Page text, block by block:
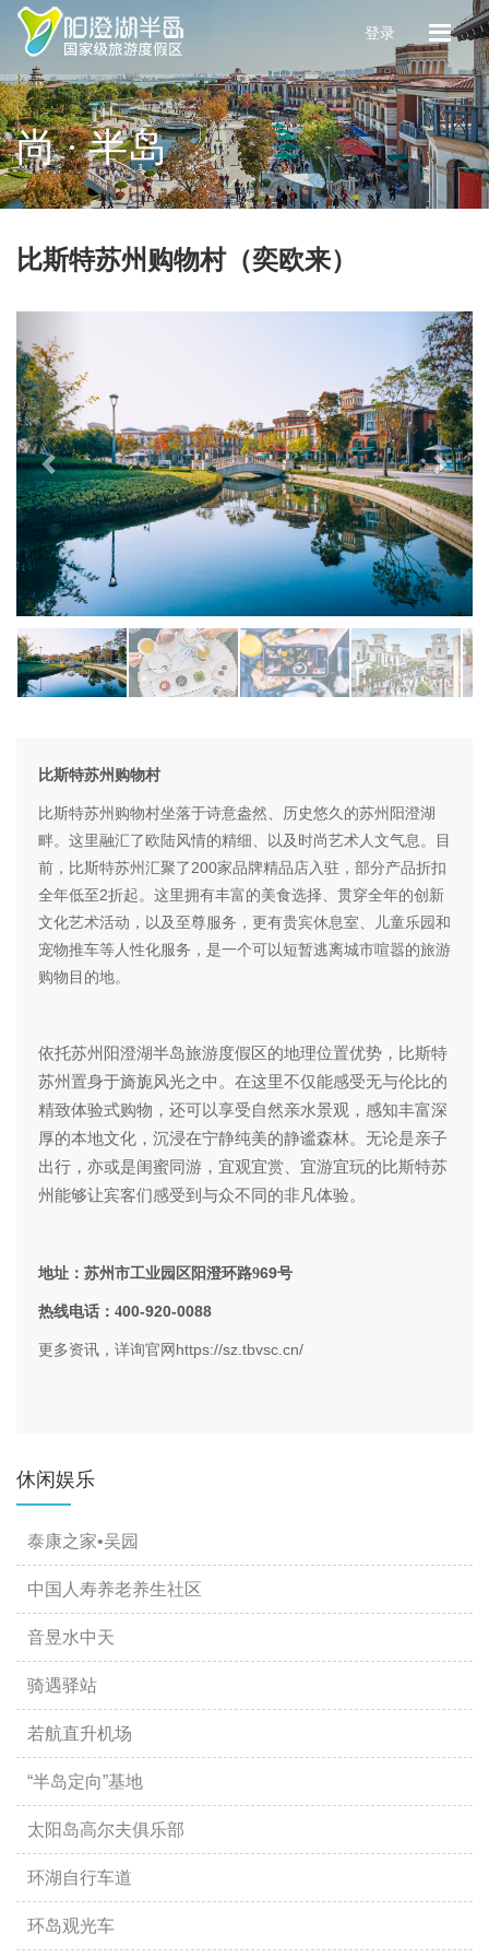
登录
尚 · 半岛
比斯特苏州购物村（奕欧来）
比斯特苏州购物村
比斯特苏州购物村坐落于诗意盎然、历史悠久的苏州阳澄湖
畔。 这里融汇了 欧陆风情的精细、 以及 时尚艺术人文气息 。
目
前， 比斯特苏州 汇聚了 200家品牌精品店入驻 ， 部分产品折扣
全年低至2折起 。这里拥有丰富的美食选择、 贯穿全年的创新
文化艺术活动 ，以及至尊服务，更有贵宾休息室、儿童乐园和
宠物推车等人性化服务，是一个可以短暂逃离城市喧嚣的旅游
购物目的地。
依托苏州 阳澄湖半岛旅游度假区的地理位置优势， 比斯特
苏州置身于旖旎风光之中。在这里不仅能感受无与伦比的
精致体验式购物，还可以享受自然亲水景观，感知丰富深
厚的本地文化，沉浸在宁静纯美的静谧森林。无论是亲子
出行，亦或是闺蜜同游，宜观宜赏、宜游宜玩的比斯特苏
州能够让宾客们感受到与众不同的非凡体验。
地址：苏州市工业园区阳澄环路969号
热线电话： 400-920-0088
更多资讯，详询官网 https://sz.tbvsc.cn/
休闲娱乐
泰康之家•吴园
中国人寿养老养生社区
音昱水中天
骑遇驿站
若航直升机场
“半岛定向”基地
太阳岛高尔夫俱乐部
环湖自行车道
环岛观光车